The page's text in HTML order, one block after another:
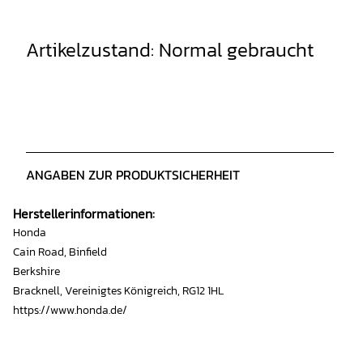
Artikelzustand: Normal gebraucht
ANGABEN ZUR PRODUKTSICHERHEIT
Herstellerinformationen:
Honda
Cain Road, Binfield
Berkshire
Bracknell, Vereinigtes Königreich, RG12 1HL
https://www.honda.de/